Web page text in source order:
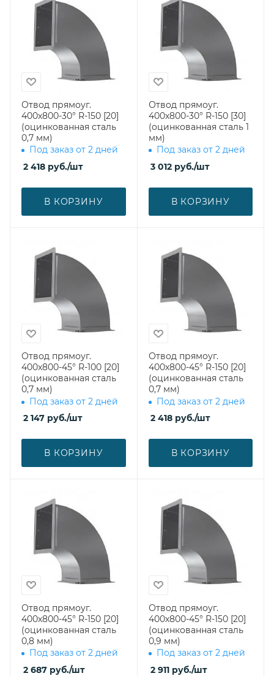
Отвод прямоуг.
400х800-30° R-150 [20]
(оцинкованная сталь
0,7 мм)
Под заказ от 2 дней
2 418 руб./шт
В КОРЗИНУ
Отвод прямоуг.
400х800-30° R-150 [30]
(оцинкованная сталь 1
мм)
Под заказ от 2 дней
3 012руб./шт
В КОРЗИНУ
Отвод прямоуг.
400х800-45° R-100 [20]
(оцинкованная сталь
0,7 мм)
Под заказ от 2 дней
2 147 руб./шт
В КОРЗИНУ
Отвод прямоуг.
400х800-45° R-150 [20]
(оцинкованная сталь
0,7 мм)
Под заказ от 2 дней
2 418руб./шт
В КОРЗИНУ
Отвод прямоуг.
400х800-45° R-150 [20]
(оцинкованная сталь
0,8 мм)
Под заказ от 2 дней
2 687 руб./шт
Отвод прямоуг.
400х800-45° R-150 [20]
(оцинкованная сталь
0,9 мм)
Под заказ от 2 дней
2 911руб./шт